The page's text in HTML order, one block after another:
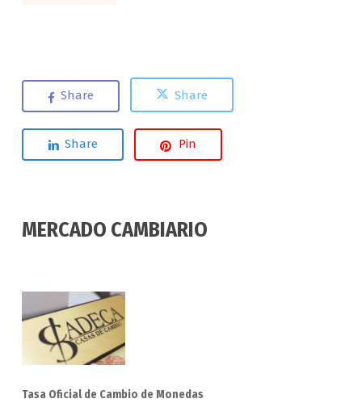
Share Share
Share Pin
MERCADO CAMBIARIO
Tasa Oficial de Cambio de Monedas